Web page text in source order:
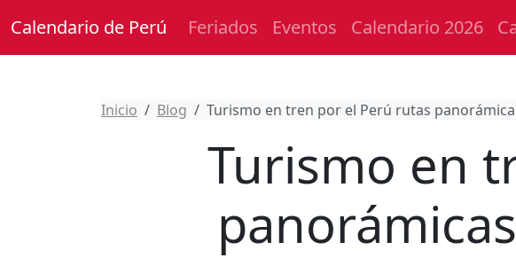
Calendario de Perú Feriados Eventos Calendario 2026
Inicio Blog Turismo en tren por el Perú rutas
Turismo en